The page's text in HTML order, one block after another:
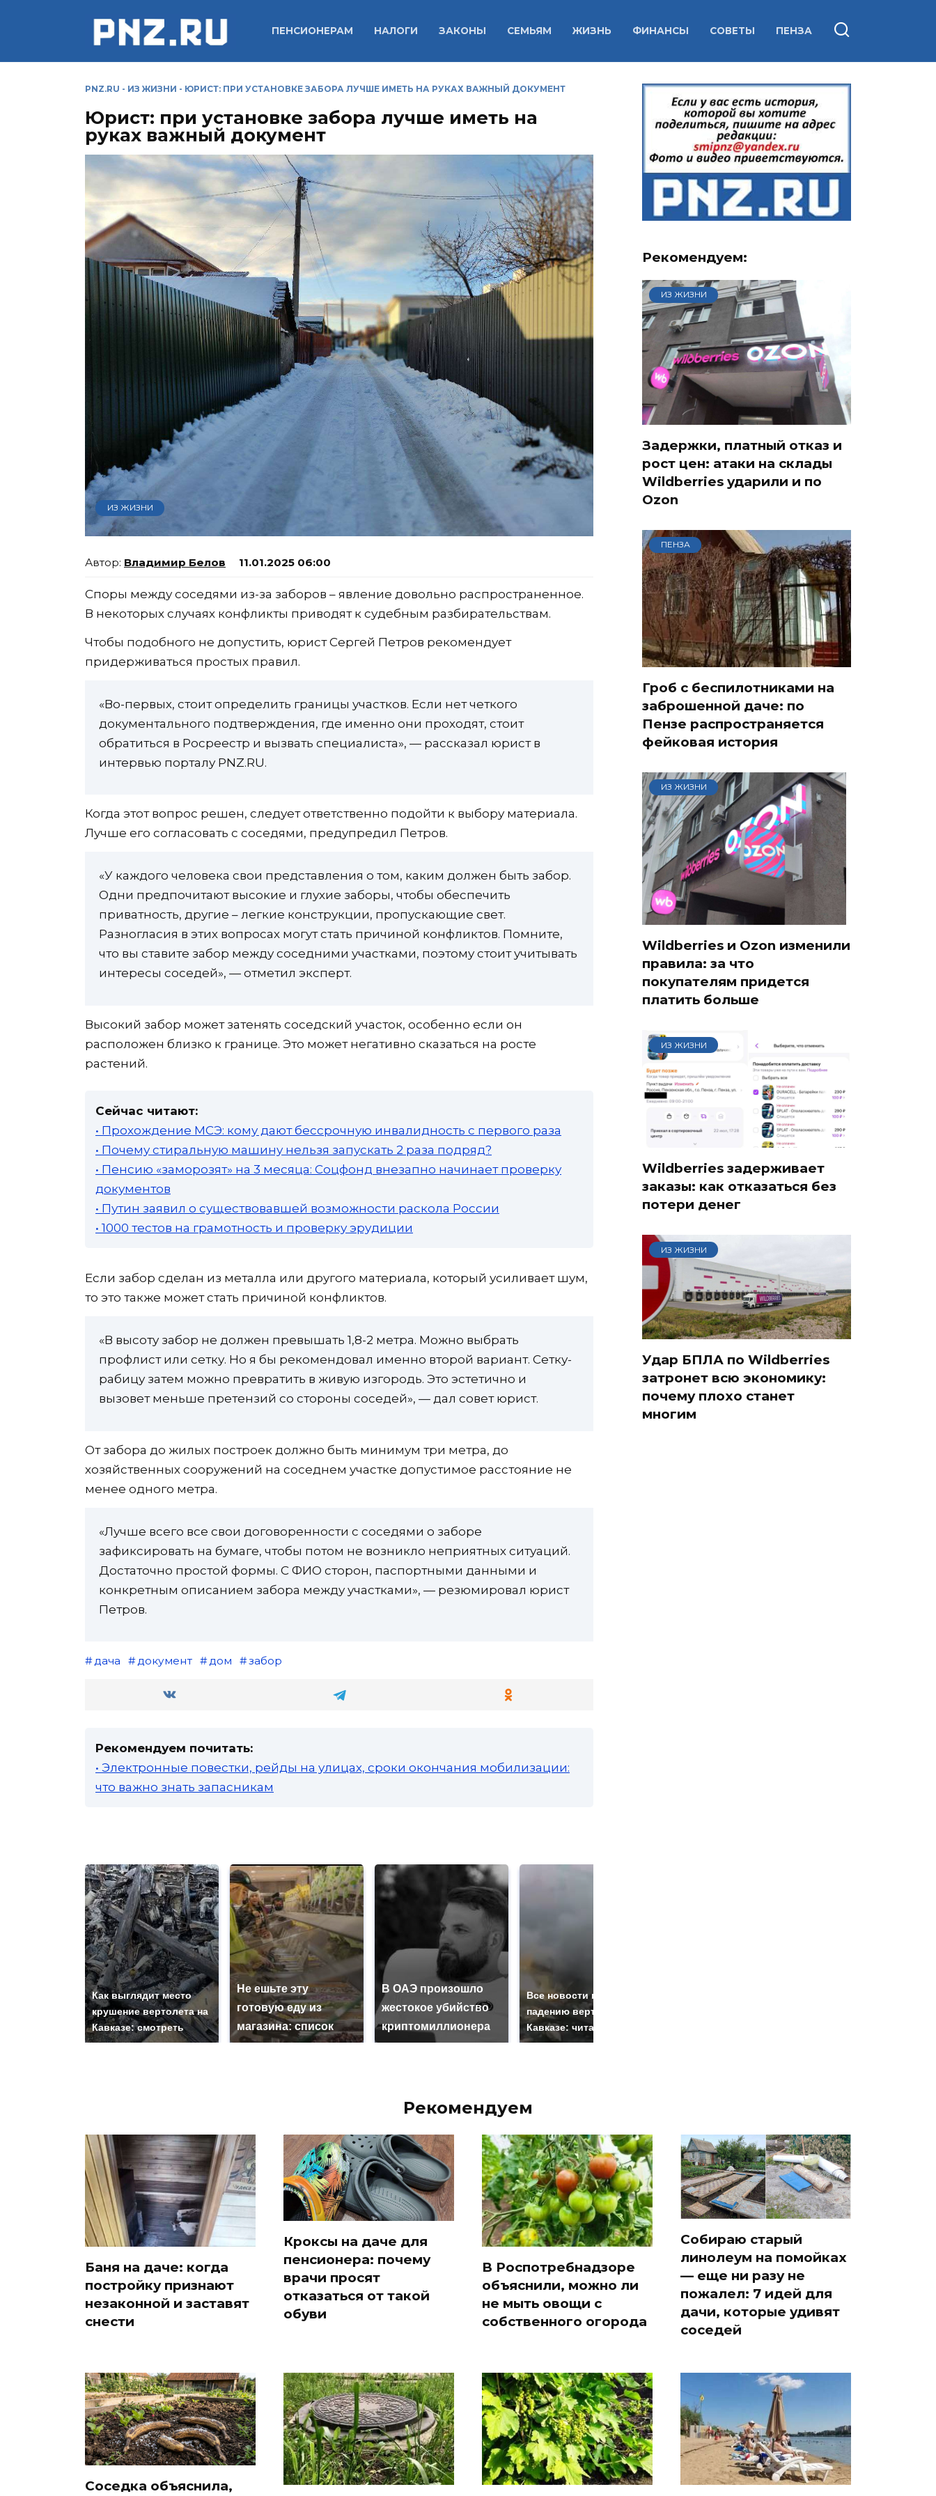
ПЕНСИОНЕРАМ НАЛОГИ ЗАКОНЫ СЕМЬЯМ ЖИЗНЬ ФИНАНСЫ СОВЕТЫ ПЕНЗА
PNZ.RU - ИЗ ЖИЗНИ - ЮРИСТ: ПРИ УСТАНОВКЕ ЗАБОРА ЛУЧШЕ ИМЕТЬ НА РУКАХ ВАЖНЫЙ ДОКУМЕНТ
Юрист: при установке забора лучше иметь на
руках важный документ
ИЗ ЖИЗНИ
Владимир Белов 11.01.2025 06:00
Споры между соседями из-за заборов – явление довольно распространенное.
В некоторых случаях конфликты приводят к судебным разбирательствам.
Чтобы подобного не допустить, юрист Сергей Петров рекомендует
придерживаться простых правил.
«Во-первых, стоит определить границы участков. Если нет четкого
документального подтверждения, где именно они проходят, стоит
обратиться в Росреестр и вызвать специалиста», — рассказал юрист в
интервью порталу PNZ.RU.
Когда этот вопрос решен, следует ответственно подойти к выбору материала.
Лучше его согласовать с соседями, предупредил Петров.
«У каждого человека свои представления о том, каким должен быть забор.
Одни предпочитают высокие и глухие заборы, чтобы обеспечить
приватность, другие – легкие конструкции, пропускающие свет.
Разногласия в этих вопросах могут стать причиной конфликтов. Помните,
что вы ставите забор между соседними участками, поэтому стоит учитывать
интересы соседей», — отметил эксперт.
Высокий забор может затенять соседский участок, особенно если он
расположен близко к границе. Это может негативно сказаться на росте
растений.
Сейчас читают:
• Прохождение МСЭ: кому дают бессрочную инвалидность с первого раза
• Почему стиральную машину нельзя запускать 2 раза подряд?
• Пенсию «заморозят» на 3 месяца: Соцфонд внезапно начинает проверку
документов
• Путин заявил о существовавшей возможности раскола России
• 1000 тестов на грамотность и проверку эрудиции
Если забор сделан из металла или другого материала, который усиливает шум,
то это также может стать причиной конфликтов.
«В высоту забор не должен превышать 1,8-2 метра. Можно выбрать
профлист или сетку. Но я бы рекомендовал именно второй вариант. Сетку-
рабицу затем можно превратить в живую изгородь. Это эстетично и
вызовет меньше претензий со стороны соседей», — дал совет юрист.
От забора до жилых построек должно быть минимум три метра, до
хозяйственных сооружений на соседнем участке допустимое расстояние не
менее одного метра.
«Лучше всего все свои договоренности с соседями о заборе
зафиксировать на бумаге, чтобы потом не возникло неприятных ситуаций.
Достаточно простой формы. С ФИО сторон, паспортными данными и
конкретным описанием забора между участками», — резюмировал юрист
Петров.
дача документ дом забор
Рекомендуем почитать:
• Электронные повестки, рейды на улицах, сроки окончания мобилизации:
что важно знать запасникам
Как выглядит место
крушение вертолета на
Кавказе: смотреть
Не ешьте эту
готовую еду из
магазина: список
В ОАЭ произошло
жестокое убийство
криптомиллионера
Все новости по
падению вертолета на
Кавказе: читать здесь
Рекомендуем:
ИЗ ЖИЗНИ
Задержки, платный отказ и
рост цен: атаки на склады
Wildberries ударили и по
Ozon
ПЕНЗА
Гроб с беспилотниками на
заброшенной даче: по
Пензе распространяется
фейковая история
ИЗ ЖИЗНИ
Wildberries и Ozon изменили
правила: за что
покупателям придется
платить больше
ИЗ ЖИЗНИ
Wildberries задерживает
заказы: как отказаться без
потери денег
ИЗ ЖИЗНИ
Удар БПЛА по Wildberries
затронет всю экономику:
почему плохо станет
многим
Рекомендуем
Баня на даче: когда
постройку признают
незаконной и заставят
снести
Кроксы на даче для
пенсионера: почему
врачи просят
отказаться от такой
обуви
В Роспотребнадзоре
объяснили, можно ли
не мыть овощи с
собственного огорода
Собираю старый
линолеум на помойках
— еще ни разу не
пожалел: 7 идей для
дачи, которые удивят
соседей
Соседка объяснила,